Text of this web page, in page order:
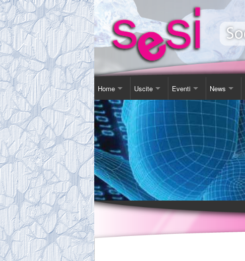
Home
Contatti
Chi Siamo
Comitato
Tassa Sociale
Statuto
Uscite
Corso Soggiorno
Gita Autunnale
Incontri in Piscina
Altro
Eventi
Giornata Inter-Nazionale
Corsi e conferenze
Video Presentazione
Sensibilizzazione
Teatro
News
Agenda
Novita'